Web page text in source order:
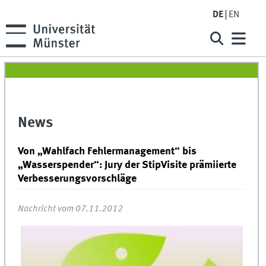
DE EN
News
Von „Wahlfach Fehlermanagement“ bis
„Wasserspender“: Jury der StipVisite prämiierte
Verbesserungsvorschläge
Nachricht vom 07.11.2012